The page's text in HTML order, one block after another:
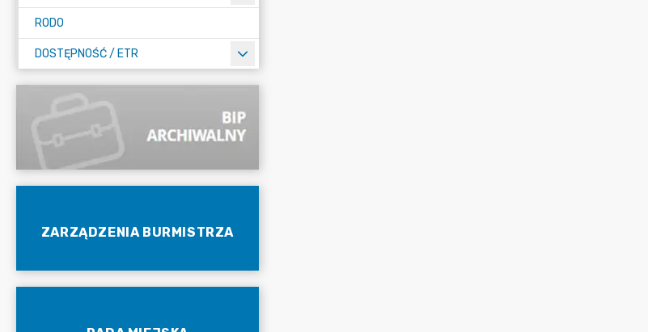
RODO
DOSTĘPNOŚĆ / ETR
ZARZĄDZENIA BURMISTRZA